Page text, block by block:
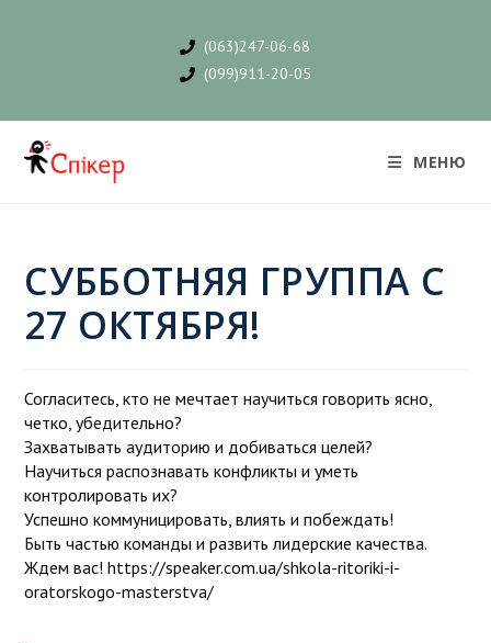
(063)247-06-68
(099)911-20-05
МЕНЮ
СУББОТНЯЯ ГРУППА С
27 ОКТЯБРЯ!
Согласитесь, кто не мечтает научиться говорить ясно,
четко, убедительно?
Захватывать аудиторию и добиваться целей?
Научиться распознавать конфликты и уметь
контролировать их?
Успешно коммуницировать, влиять и побеждать!
Быть частью команды и развить лидерские качества.
Ждем вас! https://speaker.com.ua/shkola-ritoriki-i-
oratorskogo-masterstva/